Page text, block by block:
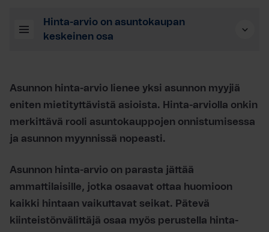
Hinta-arvio on asuntokaupan
keskeinen osa
Asunnon hinta-arvio lienee yksi asunnon myyjiä
eniten mietityttävistä asioista. Hinta-arviolla onkin
merkittävä rooli asuntokauppojen onnistumisessa
ja asunnon myynnissä nopeasti.
Asunnon hinta-arvio on parasta jättää
ammattilaisille, jotka osaavat ottaa huomioon
kaikki hintaan vaikuttavat seikat. Pätevä
kiinteistönvälittäjä osaa myös perustella hinta-